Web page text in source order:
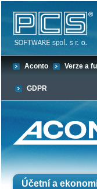
Aconto Verze a
GDPR
Účetní a